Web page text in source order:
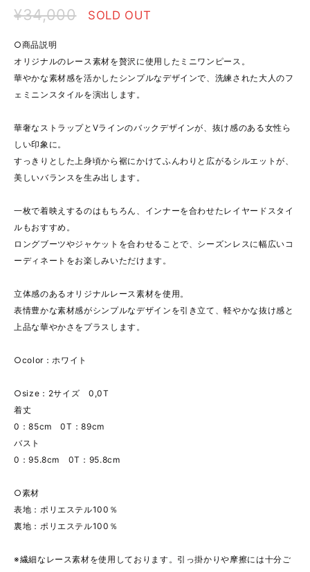
¥34,000 SOLD OUT
○商品説明
オリジナルのレース素材を贅沢に使用したミニワンピース。
華やかな素材感を活かしたシンプルなデザインで、洗練された大人のフ
ェミニンスタイルを演出します。
華奢なストラップとVラインのバックデザインが、抜け感のある女性ら
しい印象に。
すっきりとした上身頃から裾にかけてふんわりと広がるシルエットが、
美しいバランスを生み出します。
一枚で着映えするのはもちろん、インナーを合わせたレイヤードスタイ
ルもおすすめ。
ロングブーツやジャケットを合わせることで、シーズンレスに幅広いコ
ーディネートをお楽しみいただけます。
立体感のあるオリジナルレース素材を使用。
表情豊かな素材感がシンプルなデザインを引き立て、軽やかな抜け感と
上品な華やかさをプラスします。
○color：ホワイト
○size：2サイズ 0,0T
着丈
0：85cm 0T：89cm
バスト
0：95.8cm 0T：95.8cm
○素材
表地：ポリエステル100％
裏地：ポリエステル100％
※繊細なレース素材を使用しております。引っ掛かりや摩擦には十分ご